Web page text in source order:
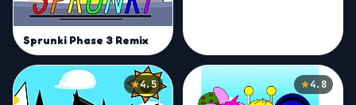
Sprunki Phase 3 Remix
4.5 4.8